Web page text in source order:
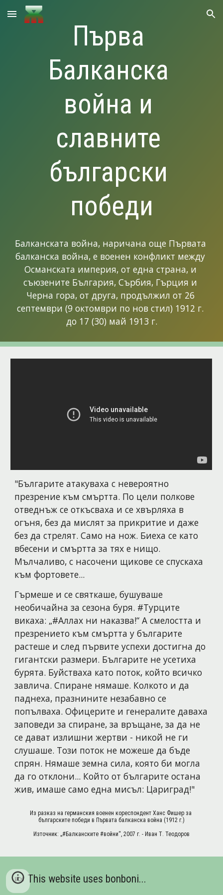
Skip to main content Skip to navigation
Първа
Балканска
война и
славните
български
победи
Балканската война, наричана още Първата
балканска война, е военен конфликт между
Османската империя, от една страна, и
съюзените България, Сърбия, Гърция и
Черна гора, от друга, продължил от 26
септември (9 октомври по нов стил) 1912 г.
до 17 (30) май 1913 г.
"Българите атакуваха с невероятно
презрение към смъртта. По цели полкове
отведнъж се откъсваха и се хвърляха в
огъня, без да мислят за прикритие и даже
без да стрелят. Само на нож. Биеха се като
вбесени и смъртта за тях е нищо.
Мълчаливо, с насочени щикове се спускаха
към фортовете...
Гърмеше и се святкаше, бушуваше
необичайна за сезона буря. #Турците
викаха: „#Аллах ни наказва!“ А смелостта и
презрението към смъртта у българите
растеше и след първите успехи достигна до
гигантски размери. Българите не усетиха
бурята. Буйстваха като поток, който всичко
завлича. Спиране нямаше. Колкото и да
паднеха, празнините незабавно се
попълваха. Офицерите и генералите даваха
заповеди за спиране, за връщане, за да не
се дават излишни жертви - никой не ги
слушаше. Този поток не можеше да бъде
спрян. Нямаше земна сила, която би могла
да го отклони... Който от българите остана
жив, имаше само една мисъл: Цариград!"
Из разказ на германския военен кореспондент Ханс Фишер за
българските победи в Първата балканска война (1912 г.)
Източник: „#Балканските #войни“, 2007 г. - Иван Т. Теодоров
🍬 This website uses bonboni...